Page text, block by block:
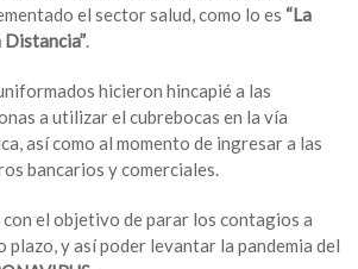
el sector salud, como lo es “La
Distancia”.
hicieron hincapié a las
a utilizar el cubrebocas en la vía
así como al momento de ingresar a las
bancarios y comerciales.
con el objetivo de parar los contagios a
plazo, y así poder levantar la pandemia del